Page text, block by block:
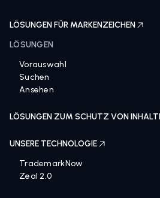
Vorauswahl
Suchen
TrademarkNow